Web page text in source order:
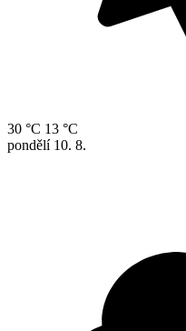
30 °C 13 °C
pondělí 10. 8.